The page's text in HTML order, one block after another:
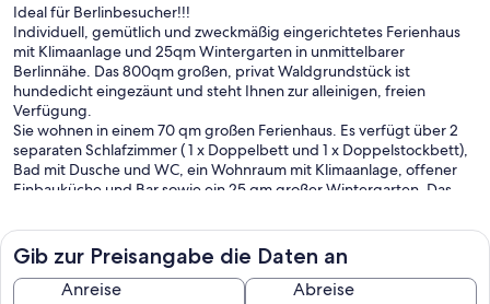
Ideal für Berlinbesucher!!!
Individuell, gemütlich und zweckmäßig eingerichtetes Ferienhaus
mit Klimaanlage und 25qm Wintergarten in unmittelbarer
Berlinnähe. Das 800qm großen, privat Waldgrundstück ist
hundedicht eingezäunt und steht Ihnen zur alleinigen, freien
Verfügung.
Sie wohnen in einem 70 qm großen Ferienhaus. Es verfügt über 2
separaten Schlafzimmer ( 1 x Doppelbett und 1 x Doppelstockbett),
Bad mit Dusche und WC, ein Wohnraum mit Klimaanlage, offener
Einbauküche und Bar sowie ein 25 qm großer Wintergarten. Das
kompletter Kücheneinrichtung ( Mikrowelle, Waschmaschine, Herd
mit Ceranfeld, Kühlschrank mit Tiefkühlfach, Kaffeemaschine,
Toaster ,Wasserkocher, Allesschneider und ausreichend Geschirr).
Bettwäsche, Geschirrtücher, Hand,- und Duschtücher inklusive.
Gib zur Preisangabe die Daten an
Anreise Abreise